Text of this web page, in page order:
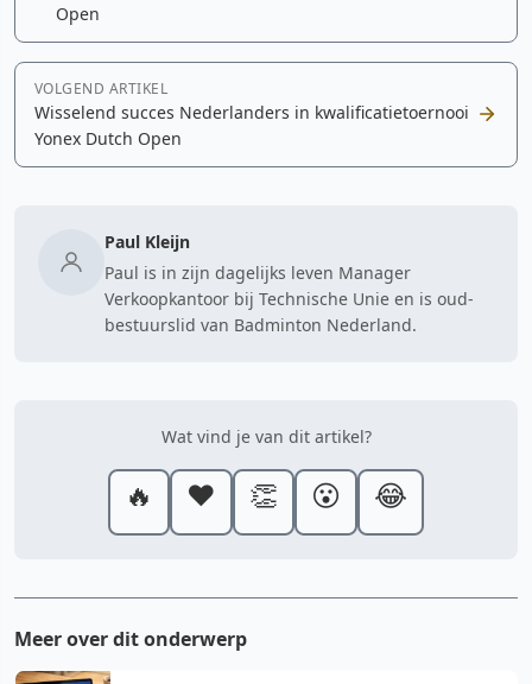
Open
VOLGEND ARTIKEL
Wisselend succes Nederlanders in kwalificatietoernooi
Yonex Dutch Open
Paul Kleijn
Paul is in zijn dagelijks leven Manager
Verkoopkantoor bij Technische Unie en is oud-
bestuurslid van Badminton Nederland.
Wat vind je van dit artikel?
🔥 ❤️ 👏 😮 😂
Meer over dit onderwerp